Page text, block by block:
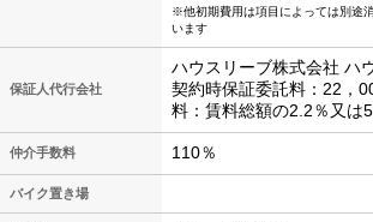
※他初期費用は項目によっては別途
います
保証人代行会社
ハウスリーブ株式会社 ハ
契約時保証委託料：22，
料：賃料総額の2.2％又は
仲介手数料 110％
バイク置き場